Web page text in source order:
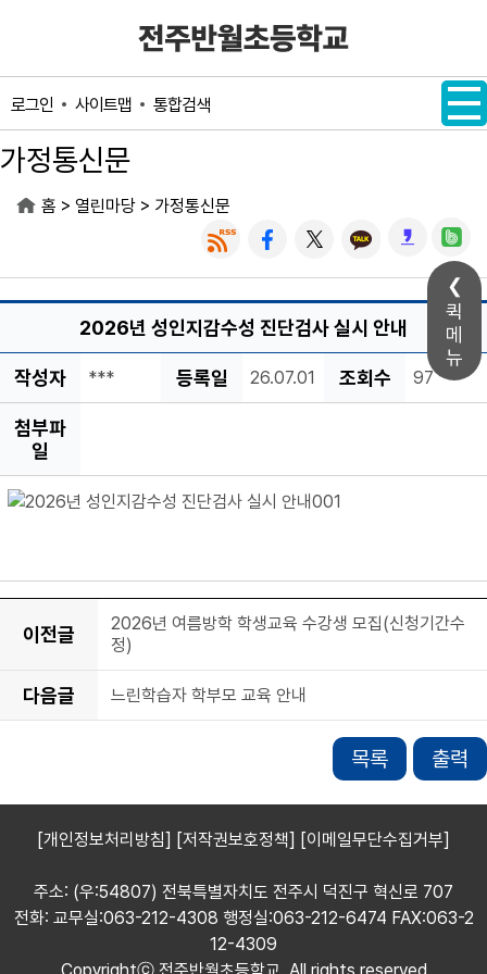
퀵
메
뉴
로그인 사이트맵 통합검색
가정통신문
홈 > 열린마당 > 가정통신문
2026년 성인지감수성 진단검사 실시 안내
작성자 *** 등록일 26.07.01 조회수 97
첨부파
일
이전글
2026년 여름방학 학생교육 수강생 모집(신청기간수
정)
다음글 느린학습자 학부모 교육 안내
목록 출력
[개인정보처리방침] [저작권보호정책] [이메일무단수집거부]
주소: (우:54807) 전북특별자치도 전주시 덕진구 혁신로 707
전화: 교무실:063-212-4308 행정실:063-212-6474 FAX:063-2
12-4309
Copyrightⓒ 전주반월초등학교. All rights reserved